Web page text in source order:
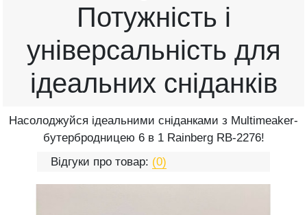
Потужність і
універсальність для
ідеальних сніданків
Насолоджуйся ідеальними сніданками з Multimeaker-
бутербродницею 6 в 1 Rainberg RB-2276!
Відгуки про товар: (0)